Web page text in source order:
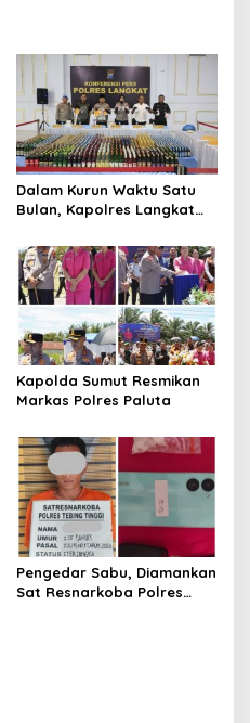
Dalam Kurun Waktu Satu
Bulan, Kapolres Langkat
Narkotika, Tindak Pidana
Kriminal, dan Kekerasan
Seksual terhadap Anak
Kapolda Sumut Resmikan
Markas Polres Paluta
Pengedar Sabu, Diamankan
Sat Resnarkoba Polres